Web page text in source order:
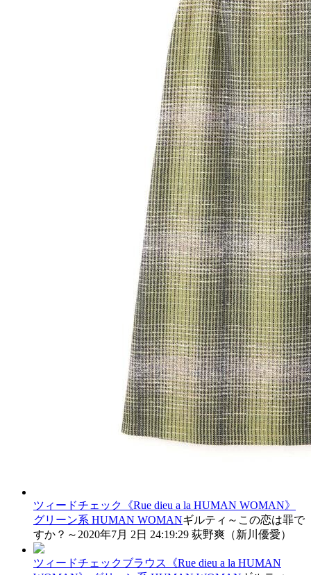
ツィードチェック《Rue dieu a la HUMAN WOMAN》
グリーン系 HUMAN WOMANギルティ～この恋は罪で
すか？～ 2020年7月 2日 24:19:29 荻野爽（新川優愛）
ツィードチェックブラウス《Rue dieu a la HUMAN